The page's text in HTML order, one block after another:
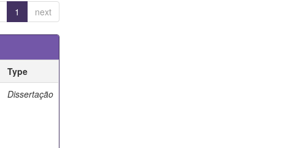
1 next
Type
Dissertação